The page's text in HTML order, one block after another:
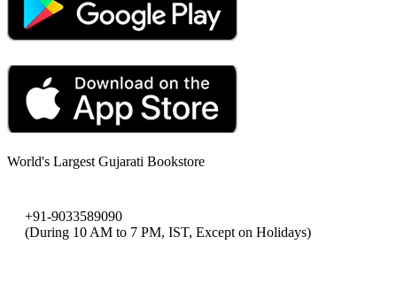
World's Largest Gujarati Bookstore
+91-9033589090
(During 10 AM to 7 PM, IST, Except on Holidays)